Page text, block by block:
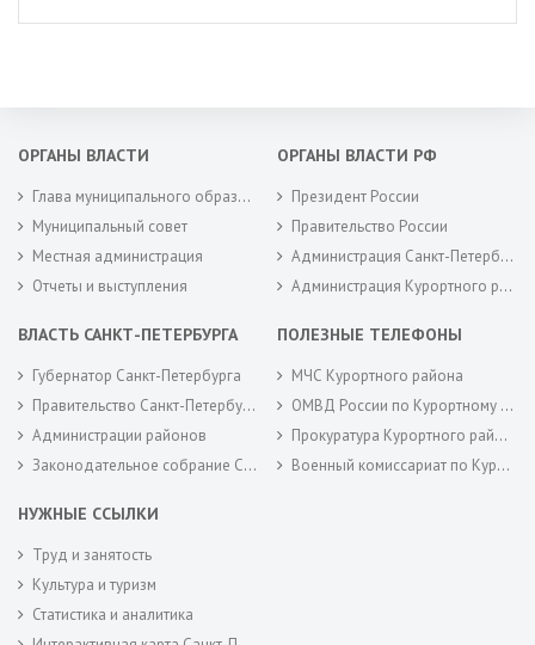
ОРГАНЫ ВЛАСТИ
Глава муниципального образования
Муниципальный совет
Местная администрация
Отчеты и выступления
ОРГАНЫ ВЛАСТИ РФ
Президент России
Правительство России
Администрация Санкт-Петербурга
Администрация Курортного района Санкт-Петербурга
ВЛАСТЬ САНКТ-ПЕТЕРБУРГА
Губернатор Санкт-Петербурга
Правительство Санкт-Петербурга
Администрации районов
Законодательное собрание Санкт-Петербурга
ПОЛЕЗНЫЕ ТЕЛЕФОНЫ
МЧС Курортного района
ОМВД России по Курортному району
Прокуратура Курортного района
Военный комиссариат по Курортному районам города Санкт-Петербурга
НУЖНЫЕ ССЫЛКИ
Труд и занятость
Культура и туризм
Статистика и аналитика